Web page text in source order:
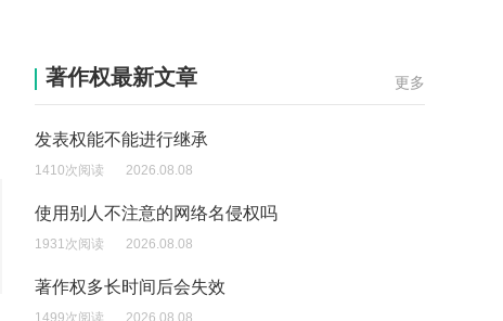
更多
著作权最新文章
发表权能不能进行继承
1410次阅读 2026.08.08
使用别人不注意的网络名侵权吗
1931次阅读 2026.08.08
著作权多长时间后会失效
1499次阅读 2026.08.08